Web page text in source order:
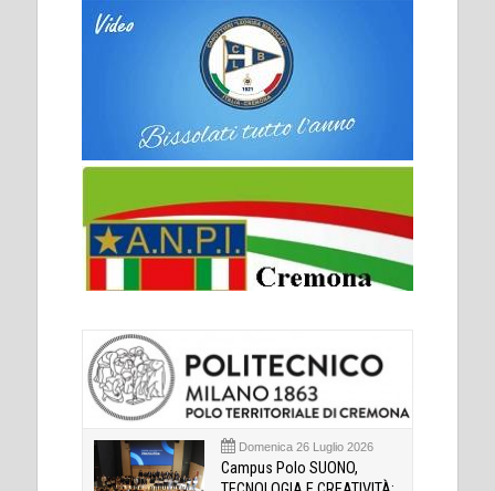
Domenica 26 Luglio 2026
Campus Polo SUONO,